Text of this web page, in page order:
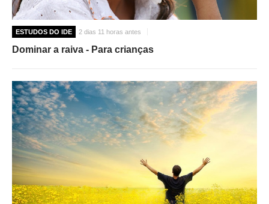
ESTUDOS DO IDE 2 dias 11 horas antes
Dominar a raiva - Para crianças